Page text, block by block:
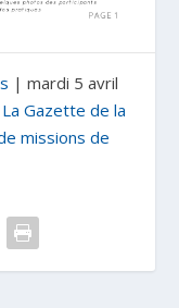
| mardi 5 avril
La Gazette de la
missions de